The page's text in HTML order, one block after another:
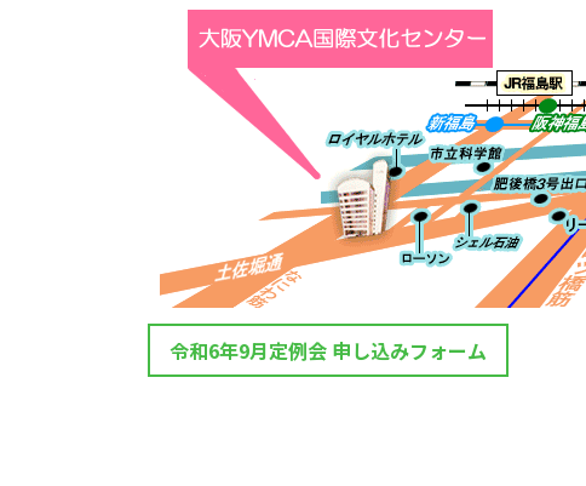
令和6年9月定例会 申し込みフォーム